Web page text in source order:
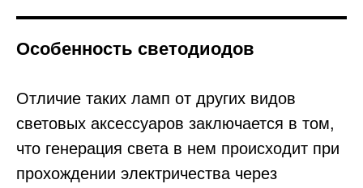
Особенность светодиодов
Отличие таких ламп от других видов
световых аксессуаров заключается в том,
что генерация света в нем происходит при
прохождении электричества через